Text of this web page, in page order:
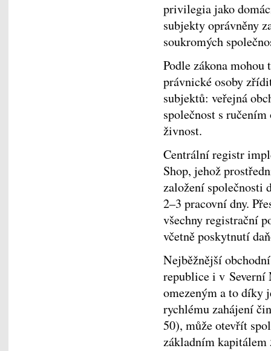
privilegia jako
subjekty oprávněny
soukromých
Podle zákona
právnické osoby
subjektů: veřejná
společnost s
živnost.
Centrální registr
Shop, jehož
založení společnosti
2–3 pracovní dny.
všechny registrační
včetně poskytnutí
Nejběžnější
republice i v Severní
omezeným a to díky
rychlému zahájení
50), může otevřít
základním kapitálem